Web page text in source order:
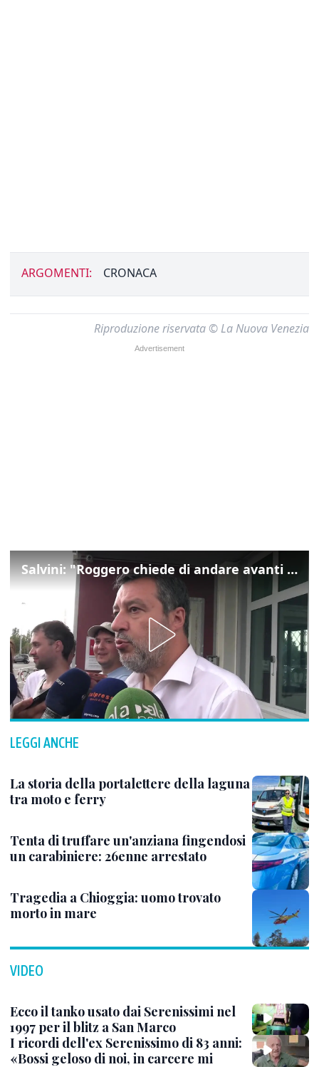
ARGOMENTI: CRONACA
Riproduzione riservata © La Nuova Venezia
Salvini: "Roggero chiede di andare avanti su norma anti-risarcimenti"
LEGGI ANCHE
La storia della portalettere della laguna
tra moto e ferry
Tenta di truffare un'anziana fingendosi
un carabiniere: 26enne arrestato
Tragedia a Chioggia: uomo trovato
morto in mare
VIDEO
Ecco il tanko usato dai Serenissimi nel
1997 per il blitz a San Marco
I ricordi dell'ex Serenissimo di 83 anni:
«Bossi geloso di noi, in carcere mi